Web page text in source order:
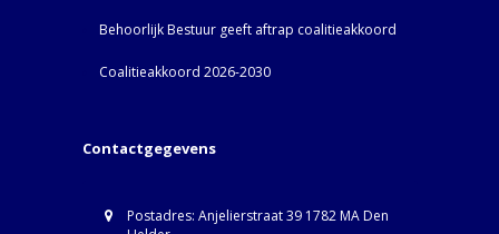
Behoorlijk Bestuur geeft aftrap coalitieakkoord
Coalitieakkoord 2026-2030
Contactgegevens
Postadres: Anjelierstraat 39 1782 MA Den